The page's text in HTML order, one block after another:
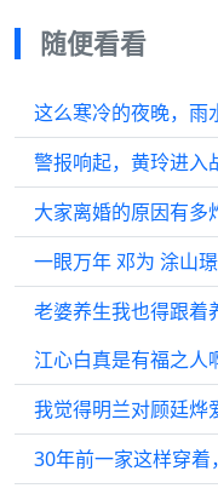
随便看看
警报响起，黄玲进入
大家离婚的原因有多
江心白真是有福之人
30年前一家这样穿着